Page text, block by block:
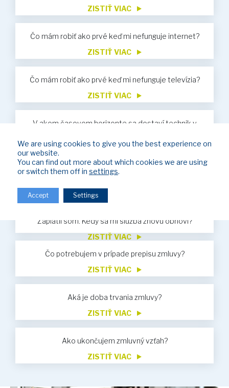
ZISTIŤ VIAC
Čo mám robiť ako prvé keď mi nefunguje internet?
ZISTIŤ VIAC
Čo mám robiť ako prvé keď mi nefunguje televízia?
ZISTIŤ VIAC
V akom časovom horizonte sa dostaví technik v
ZISTIŤ VIAC
Nevyhnutné údaje pre vykonávanie úhrad za služby
Zaplatil som. Kedy sa mi služba znovu obnoví?
ZISTIŤ VIAC
Čo potrebujem v prípade prepisu zmluvy?
ZISTIŤ VIAC
Aká je doba trvania zmluvy?
ZISTIŤ VIAC
Ako ukončujem zmluvný vzťah?
ZISTIŤ VIAC
We are using cookies to give you the best experience on
our website.
You can find out more about which cookies we are using
or switch them off in settings
Accept Settings